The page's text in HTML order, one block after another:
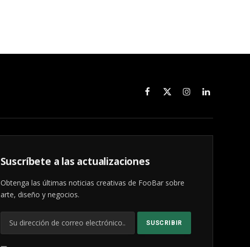
Facebook
X
InstagramLinkedIn
Suscríbete a las actualizaciones
Obtenga las últimas noticias creativas de FooBar sobre
arte, diseño y negocios.